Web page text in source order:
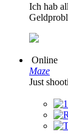
Ich hab
Online
Maze
Just